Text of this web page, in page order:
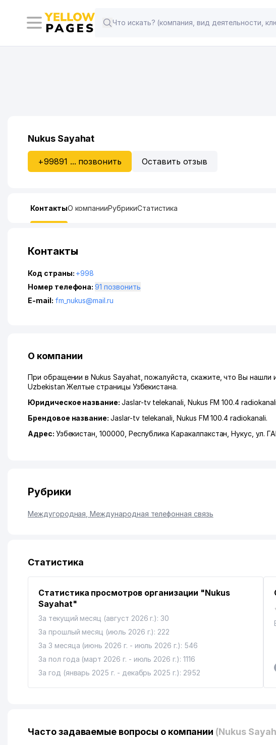
Nukus Sayahat
+99891 ... позвонить Оставить отзыв
КонтактыО компанииРубрикиСтатистика
Контакты
Код страны: +998
Номер телефона:
91 позвонить
E-mail: fm_nukus@mail.ru
О компании
При обращении в Nukus Sayahat, пожалуйста, скажите, что Вы
Uzbekistan Желтые страницы Узбекистана.
Юридическое название: Jaslar-tv telekanali, Nukus FM 100.4
Брендовое название: Jaslar-tv telekanali, Nukus FM 100.4 radiokanali.
Адрес: Узбекистан, 100000, Республика Каракалпакстан ,Нукус ул.
Рубрики
Междугородная, Международная телефонная связь
Статистика
Статистика просмотров организации "Nukus
Sayahat"
За текущий месяц (август 2026 г.): 30
За прошлый месяц (июль 2026 г.): 222
За 3 месяца (июнь 2026 г. - июль 2026 г.): 546
За пол года (март 2026 г. - июль 2026 г.): 1116
За год (январь 2025 г. - декабрь 2025 г.): 2952
Часто задаваемые вопросы о компании (Nukus